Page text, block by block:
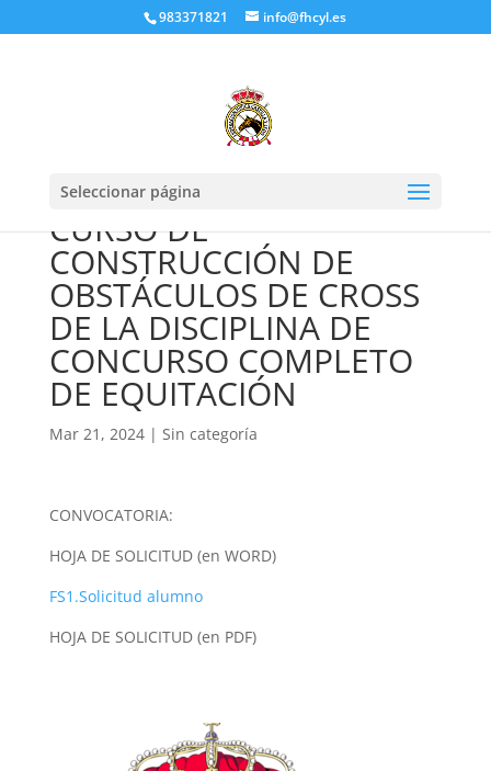
983371821 info@fhcyl.es
Seleccionar página
CURSO DE
CONSTRUCCIÓN DE
OBSTÁCULOS DE CROSS
DE LA DISCIPLINA DE
CONCURSO COMPLETO
DE EQUITACIÓN
Mar 21, 2024| Sin categoría
CONVOCATORIA:
HOJA DE SOLICITUD (en WORD)
FS1.Solicitud alumno
HOJA DE SOLICITUD (en PDF)